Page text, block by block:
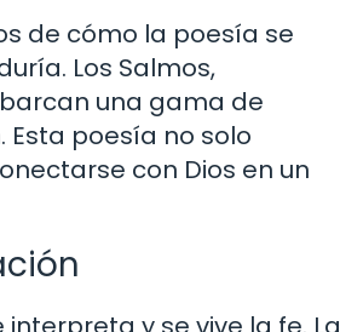
de cómo la poesía se
Los Salmos,
una gama de
poesía no solo
con Dios en un